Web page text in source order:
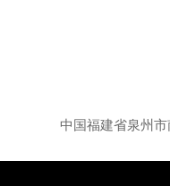
中国福建省泉州